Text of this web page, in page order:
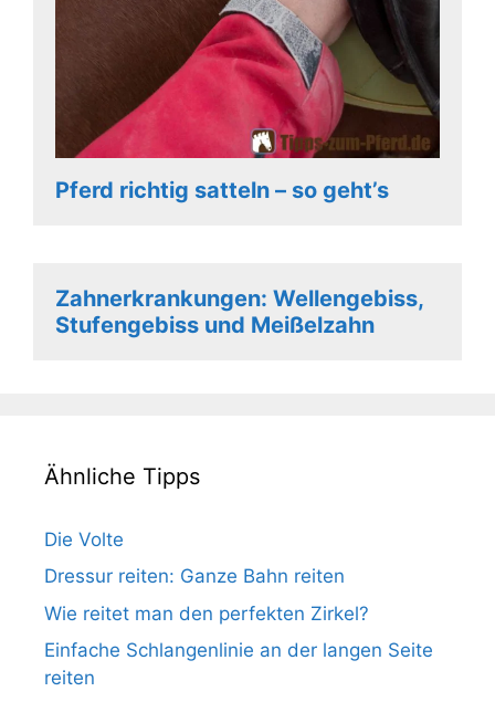
Pferd richtig satteln – so geht’s
Zahnerkrankungen: Wellengebiss,
Stufengebiss und Meißelzahn
Ähnliche Tipps
Die Volte
Dressur reiten: Ganze Bahn reiten
Wie reitet man den perfekten Zirkel?
Einfache Schlangenlinie an der langen Seite
reiten